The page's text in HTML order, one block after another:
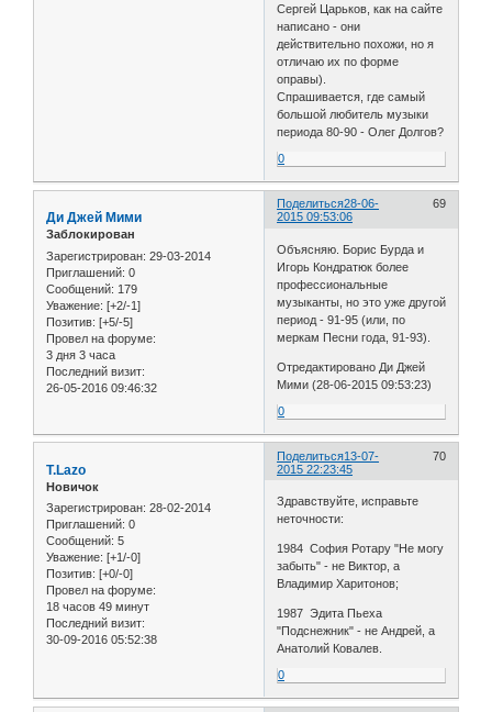
Сергей Царьков, как на сайте
написано - они
действительно похожи, но я
отличаю их по форме
оправы).
Спрашивается, где самый
большой любитель музыки
периода 80-90 - Олег Долгов?
0
Поделиться 69
28-06-
2015 09:53:06
Ди Джей Мими
Заблокирован
Зарегистрирован: 29-03-2014
Приглашений: 0
Сообщений: 179
Уважение: [+2/-1]
Позитив: [+5/-5]
Провел на форуме:
3 дня 3 часа
Последний визит:
26-05-2016 09:46:32
Объясняю. Борис Бурда и
Игорь Кондратюк более
профессиональные
музыканты, но это уже другой
период - 91-95 (или, по
меркам Песни года, 91-93).
Отредактировано Ди Джей
Мими (28-06-2015 09:53:23)
0
Поделиться 70
13-07-
2015 22:23:45
T.Lazo
Новичок
Зарегистрирован: 28-02-2014
Приглашений: 0
Сообщений: 5
Уважение: [+1/-0]
Позитив: [+0/-0]
Провел на форуме:
18 часов 49 минут
Последний визит:
30-09-2016 05:52:38
Здравствуйте, исправьте
неточности:
1984 София Ротару "Не могу
забыть" - не Виктор, а
Владимир Харитонов;
1987 Эдита Пьеха
"Подснежник" - не Андрей, а
Анатолий Ковалев.
0